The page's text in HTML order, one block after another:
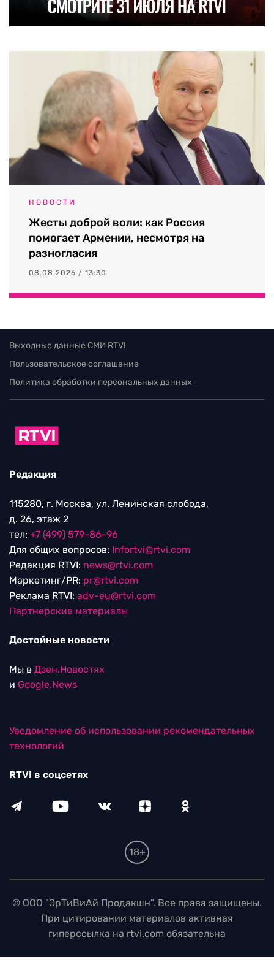
НОВОСТИ
Жесты доброй воли: как Россия
помогает Армении, несмотря на
разногласия
08.08.2026 / 13:30
Выходные данные СМИ RTVI
Пользовательское соглашение
Политика обработки персональных данных
Редакция
115280, г. Москва, ул. Ленинская слобода,
д. 26, этаж 2
тел: +7 (499) 579-86-96
Для общих вопросов: Infortvi@rtvi.com
Редакция RTVI: news@rtvi.com
Маркетинг/PR: pr@rtvi.com
Реклама RTVI: adv-eu@rtvi.com
Партнерские материалы
Достойные новости
Мы в Дзен.Новостях
и Google.News
Уведомление об использовании рекомендательных
технологий
RTVI в соцсетях
18+
© ООО "ЭрТиВиАй Продакшн". Все права защищены.
При цитировании материалов активная
гиперссылка на rtvi.com обязательна